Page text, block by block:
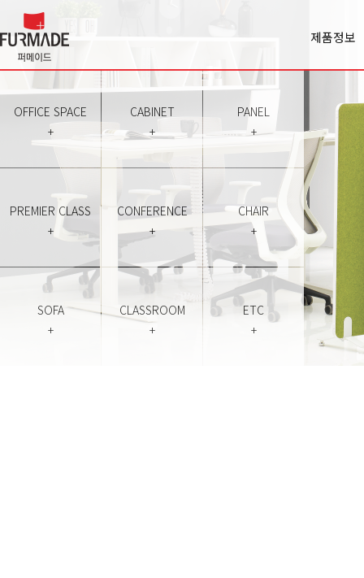
제품정보
Office
Panel
Chair
Sofa
Etc
OFFICE SPACE
+
CABINET
+
PANEL
+
PREMIER CLASS
+
CONFERENCE
+
CHAIR
+
SOFA
+
CLASSROOM
+
ETC
+